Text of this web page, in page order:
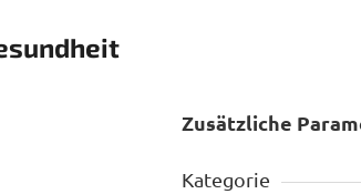
Zusätzliche
Kategorie